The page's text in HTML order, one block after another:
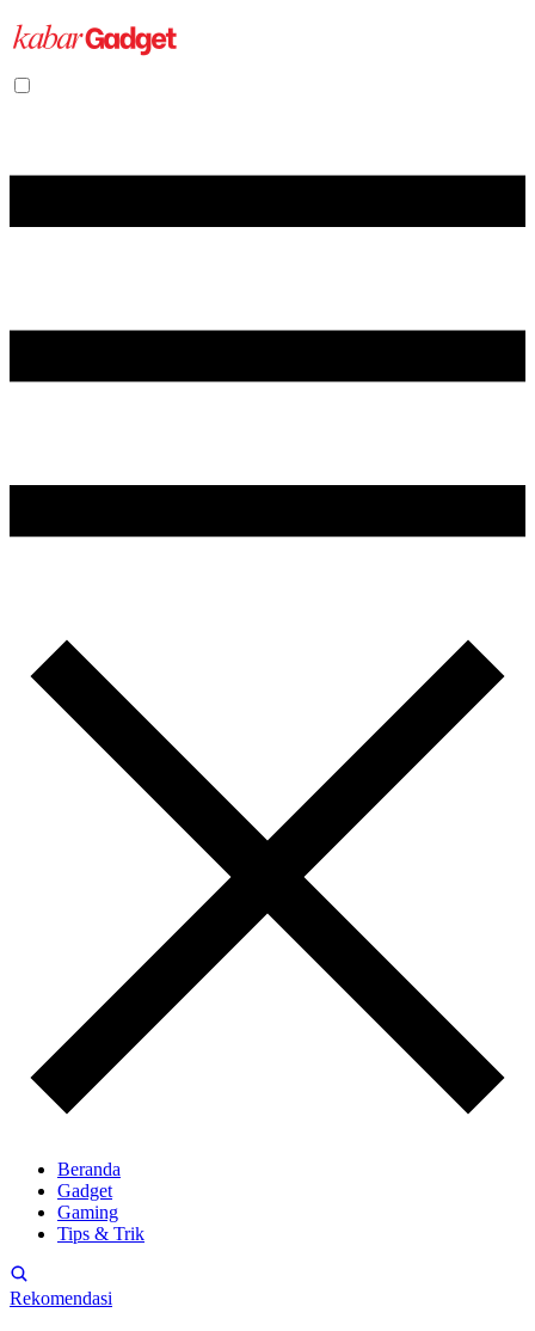
Beranda
Gadget
Gaming
Tips & Trik
Rekomendasi